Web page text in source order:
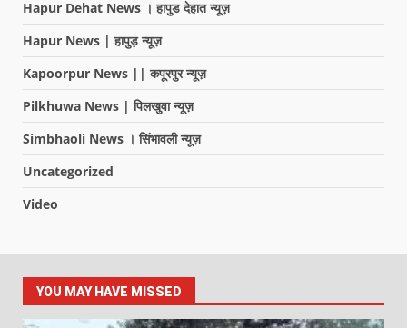
Hapur Dehat News । हापुड देहात न्यूज़
Hapur News | हापुड़ न्यूज़
Kapoorpur News || कपूरपुर न्यूज़
Pilkhuwa News | पिलखुवा न्यूज़
Simbhaoli News । सिंभावली न्यूज़
Uncategorized
Video
YOU MAY HAVE MISSED